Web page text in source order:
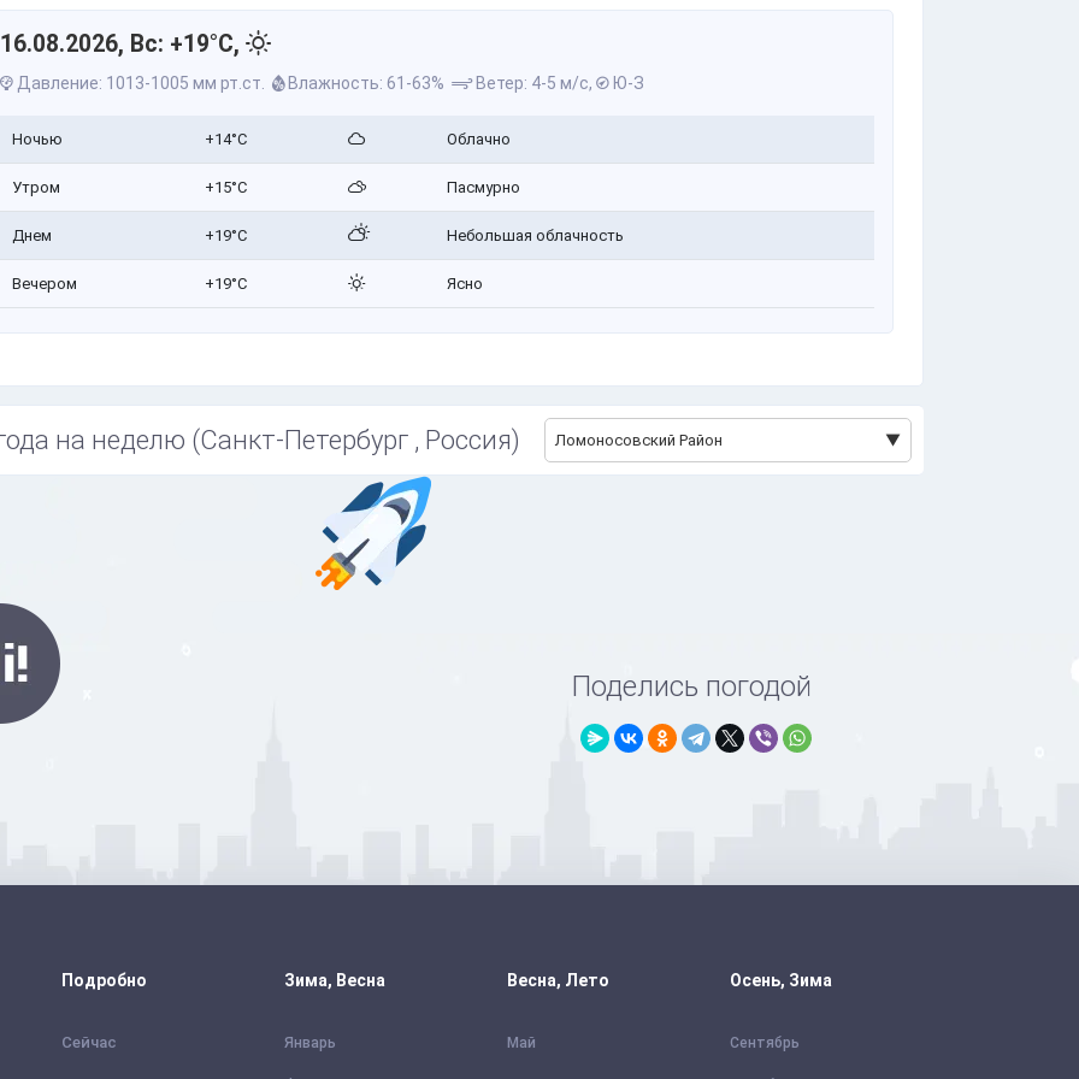
16.08.2026, Вс: +19°C,
Давление: 1013-1005 мм рт.ст. Влажность: 61-63% Ветер: 4-5 м/с, Ю-З
Ночью +14°C Облачно
Утром +15°C Пасмурно
Днем +19°C Небольшая облачность
Вечером +19°C Ясно
на неделю (Санкт-Петербург , Россия) Ломоносовский Район
Поделись погодой
Подробно
Сейчас
Зима, Весна
Январь
Весна, Лето
Май
Осень, Зима
Сентябрь